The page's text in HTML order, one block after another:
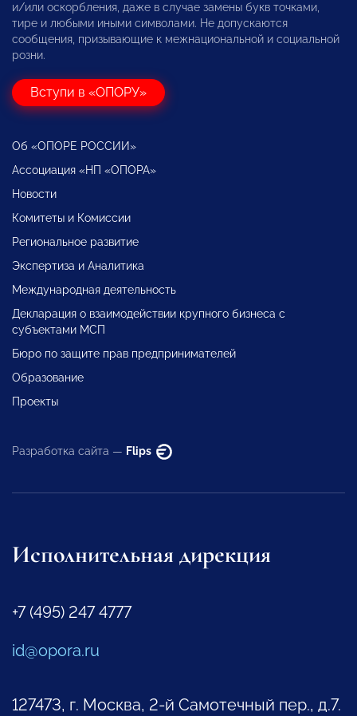
и/или оскорбления, даже в случае замены букв точками,
тире и любыми иными символами. Не допускаются
сообщения, призывающие к межнациональной и социальной
розни.
Вступи в «ОПОРУ»
Об «ОПОРЕ РОССИИ»
Ассоциация «НП «ОПОРА»
Новости
Комитеты и Комиссии
Региональное развитие
Экспертиза и Аналитика
Международная деятельность
Декларация о взаимодействии крупного бизнеса с
субъектами МСП
Бюро по защите прав предпринимателей
Образование
Проекты
Разработка сайта — Flips
Исполнительная дирекция
+7 (495) 247 4777
id@opora.ru
127473, г. Москва, 2-й Самотечный пер., д.7.